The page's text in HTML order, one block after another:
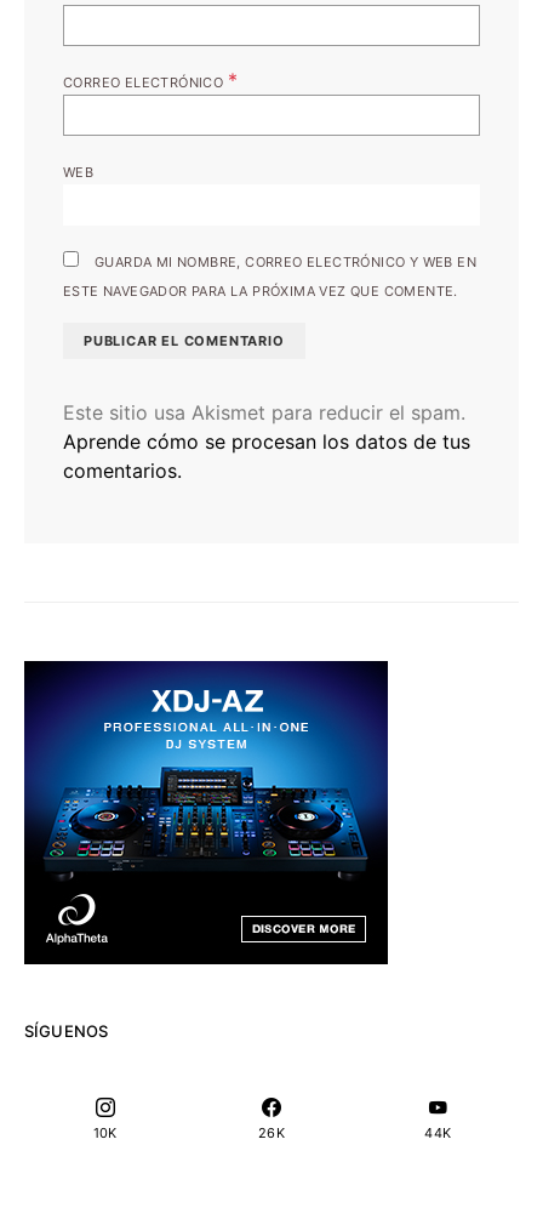
CORREO ELECTRÓNICO *
WEB
GUARDA MI NOMBRE, CORREO ELECTRÓNICO Y WEB EN
ESTE NAVEGADOR PARA LA PRÓXIMA VEZ QUE COMENTE.
Este sitio usa Akismet para reducir el spam.
Aprende cómo se procesan los datos de tus
comentarios.
SÍGUENOS
10K 26K 44K